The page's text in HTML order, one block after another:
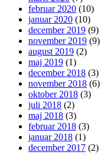
februar 2020 (10)
januar 2020 (10)
december 2019 (9)
november 2019 (9)
august 2019 (2)
maj 2019 (1)
december 2018 (3)
november 2018 (6)
oktober 2018 (3)
juli 2018 (2)
maj 2018 (3)
februar 2018 (3)
januar 2018 (1)
december 2017 (2)